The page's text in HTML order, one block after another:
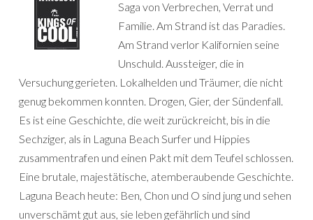
Saga von Verbrechen, Verrat und
Familie. Am Strand ist das Paradies.
Am Strand verlor Kalifornien seine
Unschuld. Aussteiger, die in
Versuchung gerieten. Lokalhelden und Träumer, die nicht
genug bekommen konnten. Drogen, Gier, der Sündenfall.
Es ist eine Geschichte, die weit zurückreicht, bis in die
Sechziger, als in Laguna Beach Surfer und Hippies
zusammentrafen und einen Pakt mit dem Teufel schlossen.
Eine brutale, majestätische, atemberaubende Geschichte.
Laguna Beach heute: Ben, Chon und O sind jung und sehen
unverschämt gut aus, sie leben gefährlich und sind